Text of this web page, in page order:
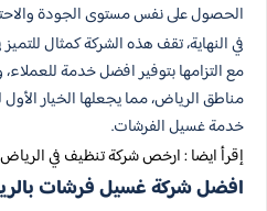
الحصول على نفس مستوى الجودة
في النهاية، تقف هذه الشركة كمثال
مع التزامها بتوفير افضل خدمة
مناطق الرياض، مما يجعلها الخيار
خدمة غسيل الفرشات.
إقرأ ايضا : ارخص شركة تنظيف في الرياض
افضل شركة غسيل فرشات